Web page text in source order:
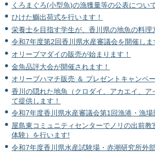
くろまぐろ(小型魚)の漁獲量等の公表につい
ひけた鰤出荷式を行います！
栄養士を目指す学生が、香川県の地魚の料理
令和7年度第2回香川県水産審議会を開催しま
オリーブマダイの販売が始まります！
金魚品評大会が開催されます！
オリーブハマチ販売 ＆ プレゼントキャンペ
香川の隠れた地魚（クロダイ、アカエイ、ア
て提供します！
令和7年度香川県水産審議会第1回漁港・漁
屋島東コミュニティセンターでノリの出前教
体験）を行います!
令和7年度香川県水産試験場・赤潮研究所外